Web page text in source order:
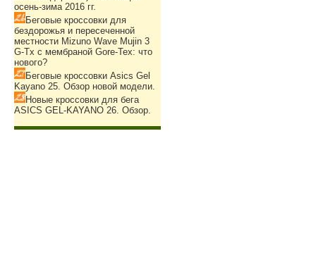
осень-зима 2016 гг.
Беговые кроссовки для
бездорожья и пересеченной
местности Mizuno Wave Mujin 3
G-Tx с мембраной Gore-Tex: что
нового?
Беговые кроссовки Asics Gel
Kayano 25. Обзор новой модели.
Новые кроссовки для бега
ASICS GEL-KAYANO 26. Обзор.